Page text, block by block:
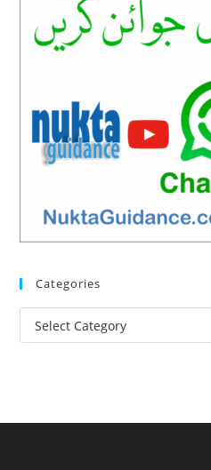
Categories
Categories